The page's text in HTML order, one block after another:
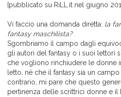
[pubblicato su RiLL.it nel giugno
Vi faccio una domanda diretta: la
fantasy maschilista?
Sgombriamo il campo dagli
gli autori del fantasy o i suoi lettori
che vogliono rinchiudere le donne
letto, né che il fantasy sia un
contrario, mi pare che questo
pertinenza delle scrittrici donne e il